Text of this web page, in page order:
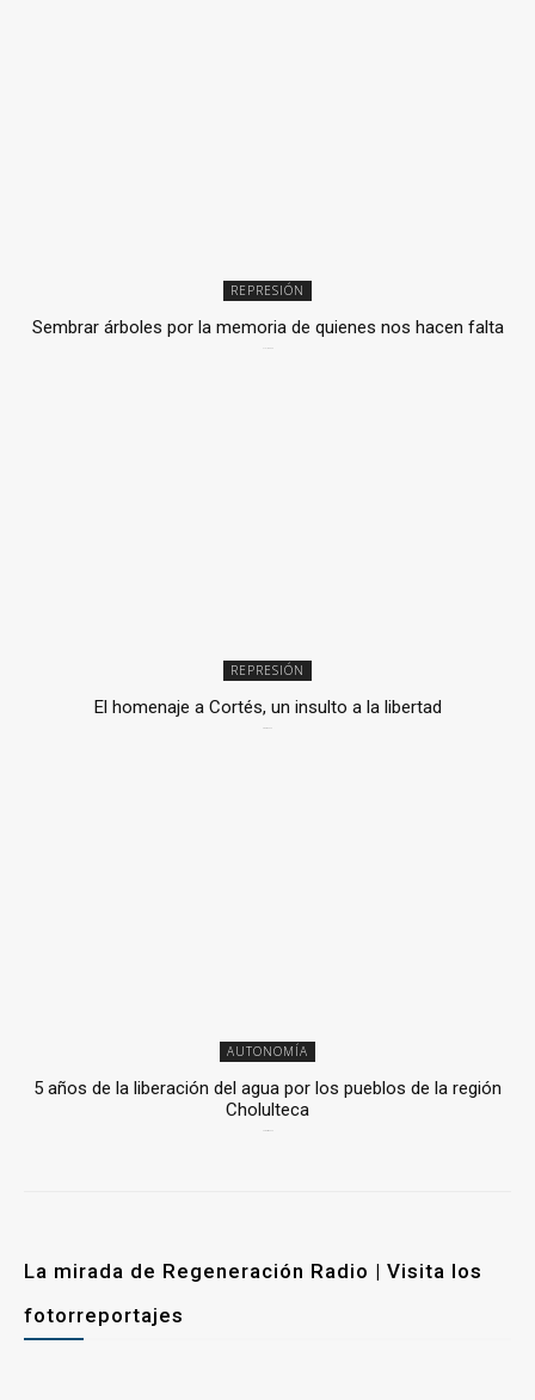
REPRESIÓN
Sembrar árboles por la memoria de quienes nos hacen falta
REPRESIÓN
El homenaje a Cortés, un insulto a la libertad
AUTONOMÍA
5 años de la liberación del agua por los pueblos de la región
Cholulteca
La mirada de Regeneración Radio | Visita los
fotorreportajes